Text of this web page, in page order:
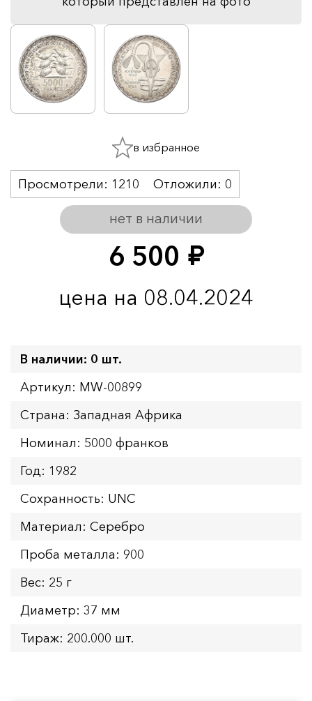
6 500 руб.
цена на 08.04.2024
нет в наличии
Просмотрели: 1210 Отложили: 0
в избранное
В наличии: 0 шт.
Артикул: MW-00899
Страна: Западная Африка
Номинал: 5000 франков
Год: 1982
Сохранность: UNC
Материал: Серебро
Проба металла: 900
Вес: 25 г
Диаметр: 37 мм
Тираж: 200.000 шт.